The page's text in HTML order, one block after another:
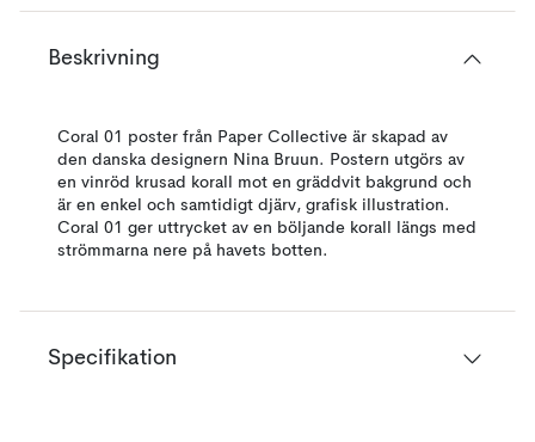
Beskrivning
Coral 01 poster från Paper Collective är skapad av
den danska designern Nina Bruun. Postern utgörs av
en vinröd krusad korall mot en gräddvit bakgrund och
är en enkel och samtidigt djärv, grafisk illustration.
Coral 01 ger uttrycket av en böljande korall längs med
strömmarna nere på havets botten.
Specifikation